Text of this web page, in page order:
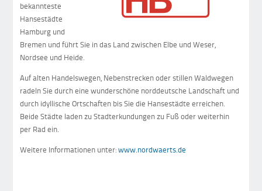
bekannteste
Hansestädte
Hamburg und
Bremen und führt Sie in das Land zwischen Elbe und Weser,
Nordsee und Heide.
Auf alten Handelswegen, Nebenstrecken oder stillen Waldwegen
radeln Sie durch eine wunderschöne norddeutsche Landschaft und
durch idyllische Ortschaften bis Sie die Hansestädte erreichen.
Beide Städte laden zu Stadterkundungen zu Fuß oder weiterhin
per Rad ein.
Weitere Informationen unter:www.nordwaerts.de